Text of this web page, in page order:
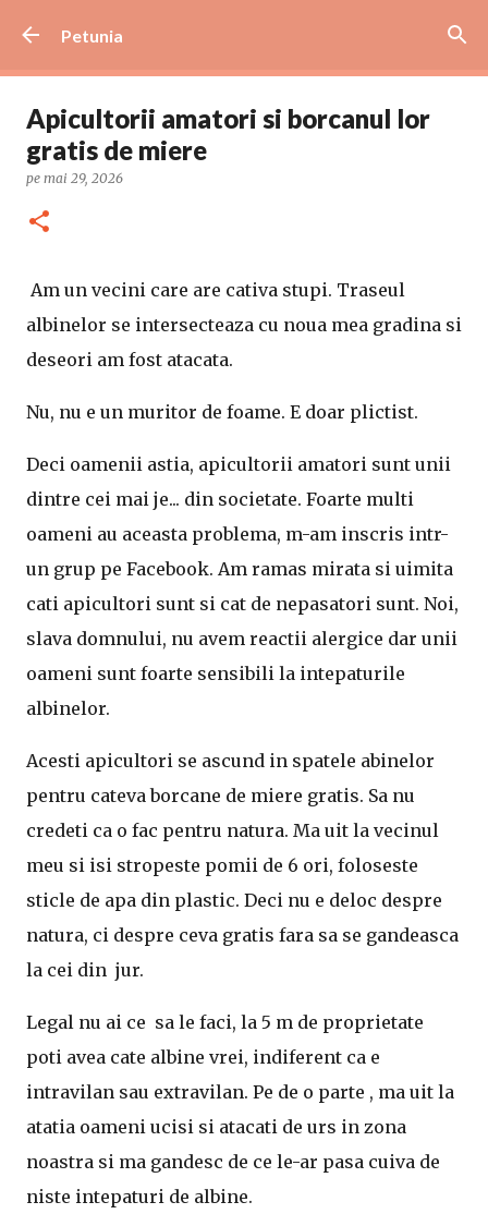
Petunia
Apicultorii amatori si borcanul lor
gratis de miere
pe mai 29, 2026
Am un vecini care are cativa stupi. Traseul
albinelor se intersecteaza cu noua mea gradina si
deseori am fost atacata.
Nu, nu e un muritor de foame. E doar plictist.
Deci oamenii astia, apicultorii amatori sunt unii
dintre cei mai je... din societate. Foarte multi
oameni au aceasta problema, m-am inscris intr-
un grup pe Facebook. Am ramas mirata si uimita
cati apicultori sunt si cat de nepasatori sunt. Noi,
slava domnului, nu avem reactii alergice dar unii
oameni sunt foarte sensibili la intepaturile
albinelor.
Acesti apicultori se ascund in spatele abinelor
pentru cateva borcane de miere gratis. Sa nu
credeti ca o fac pentru natura. Ma uit la vecinul
meu si isi stropeste pomii de 6 ori, foloseste
sticle de apa din plastic. Deci nu e deloc despre
natura, ci despre ceva gratis fara sa se gandeasca
la cei din jur.
Legal nu ai ce sa le faci, la 5 m de proprietate
poti avea cate albine vrei, indiferent ca e
intravilan sau extravilan. Pe de o parte , ma uit la
atatia oameni ucisi si atacati de urs in zona
noastra si ma gandesc de ce le-ar pasa cuiva de
niste intepaturi de albine.